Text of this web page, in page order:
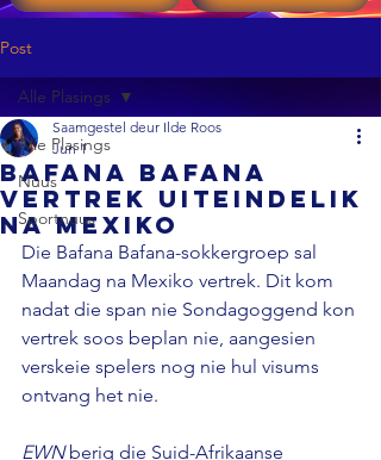
Post
Alle Plasings
Nuus
Sportnuus
Alle Plasings
Bafana Bafana
vertrek uiteindelik
na Mexiko
Saamgestel deur Ilde Roos
Jun 1
Die Bafana Bafana-sokkergroep sal
Maandag na Mexiko vertrek. Dit kom
nadat die span nie Sondagoggend kon
vertrek soos beplan nie, aangesien
verskeie spelers nog nie hul visums
ontvang het nie.
EWN berig die Suid-Afrikaanse